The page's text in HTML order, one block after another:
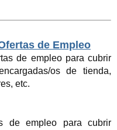
de Empleo
de empleo para cubrir
os de tienda,
etc.
de empleo para cubrir